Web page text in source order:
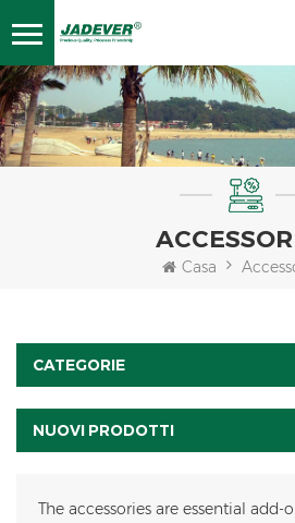
Casa
CATEGORIE
NUOVI PRODOTTI
The accessories are essential